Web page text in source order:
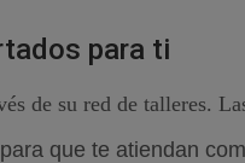
para ti
de su red de talleres.
que te atiendan